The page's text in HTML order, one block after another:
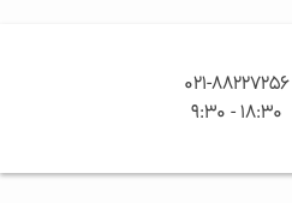
021-88227256
18:30 - 9:30